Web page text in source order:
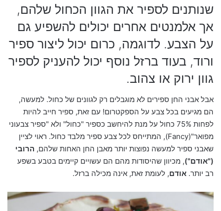
שנותנים לספיר את הגוון הכחול שלהם,
אך אלמנטים אחרים יכולים להשפיע גם
על הצבע. לדוגמה, כרום יכול ליצור ספיר
ורוד, בעוד ברזל נוסף יכול להעניק לספיר
גוון ירוק או צהוב.
אבל אבני החן ספירים לא מוגבלים רק לגוונים של כחול. למעשה,
הם מגיעים בכל צבע על הספקטרום! עם זאת, ספיר חייב להיות
לפחות 75% כחול על מנת להיחשב כספיר "כחול" ולא "ספיר צבעוני
מפואר"(Fancy), המתייחס לכל צבע ספיר מלבד כחול. ראוי לציין
שאבני ספיר למעשה נפוצות יותר מאבן החן האחות שלהם, הרובי
("אודם"), מכיוון שהיסודות מהם הם עשויים קיימים בטבע בשפע
רב יותר. אודם, לעומת זאת, אינה מכילה ברזל.